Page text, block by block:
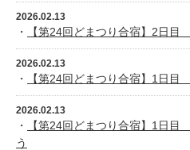
2026.02.13
・ 【第24回どまつり合宿】2日
2026.02.13
・ 【第24回どまつり合宿】1日
2026.02.13
・
【第24回どまつり合宿】1日
う